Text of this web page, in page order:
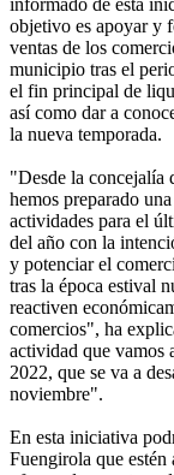
informado de esta
objetivo es apoyar y
ventas de los
municipio tras el
el fin principal de
así como dar a
la nueva temporada.
"Desde la concejalía
hemos preparado
actividades para el
del año con la
y potenciar el
tras la época estival
reactiven
comercios", ha
actividad que vamos
2022, que se va a
noviembre".
En esta iniciativa
Fuengirola que